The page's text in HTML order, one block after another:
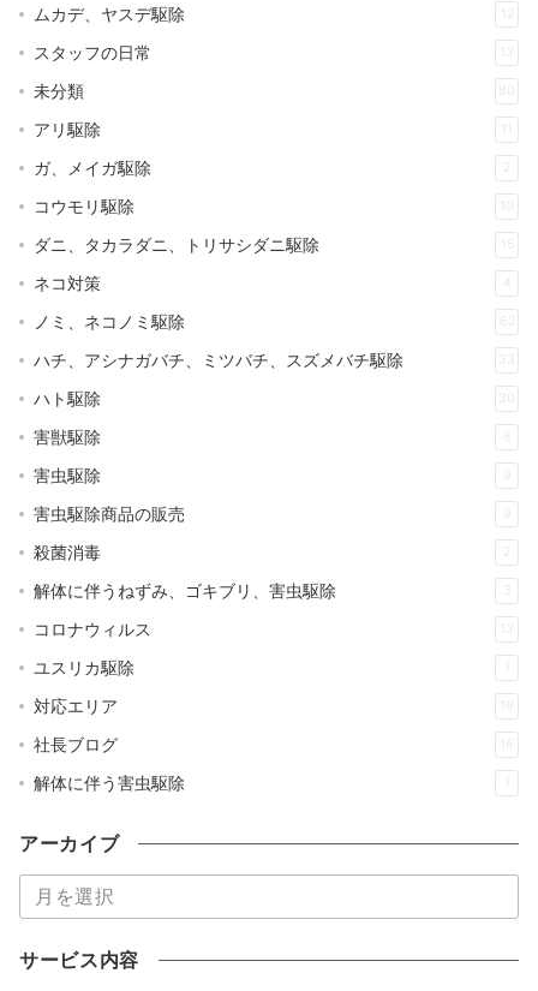
ムカデ、ヤスデ駆除 12
スタッフの日常 13
未分類 80
アリ駆除
ガ、メイガ駆除 2
コウモリ駆除 10
ダニ、タカラダニ、トリサシダニ駆除 15
ネコ対策 4
ノミ、ネコノミ駆除 62
ハチ、アシナガバチ、ミツバチ、スズメバチ駆除 33
ハト駆除 30
害獣駆除 8
害虫駆除 9
害虫駆除商品の販売 9
殺菌消毒 2
解体に伴うねずみ、ゴキブリ、害虫駆除 3
コロナウィルス 13
ユスリカ駆除
対応エリア 19
社長ブログ 16
解体に伴う害虫駆除
アーカイブ
ー
カ
イ
サービス内容